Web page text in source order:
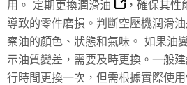
用。 定期更換潤滑油
，確保其
導致的零件磨損。判斷空壓機潤滑
察油的顏色、狀態和氣味。 如果油
示油質變差，需要及時更換。一般
行時間更換一次，但需根據實際使